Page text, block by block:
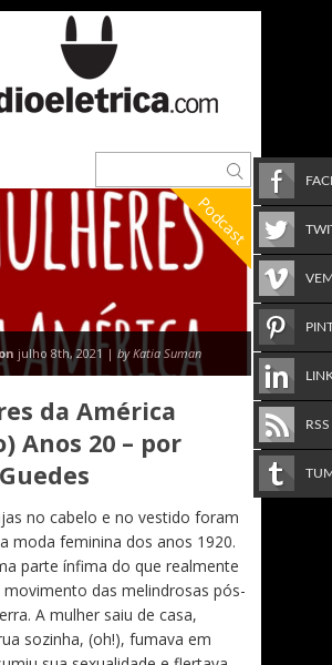
Podcast
julho 8th, 2021 | by Katia Suman
da América
Anos 20 – por
no cabelo e no vestido foram
moda feminina dos anos 1920.
parte ínfima do que realmente
movimento das melindrosas pós-
A mulher saiu de casa,
sozinha, (oh!), fumava em
RSS